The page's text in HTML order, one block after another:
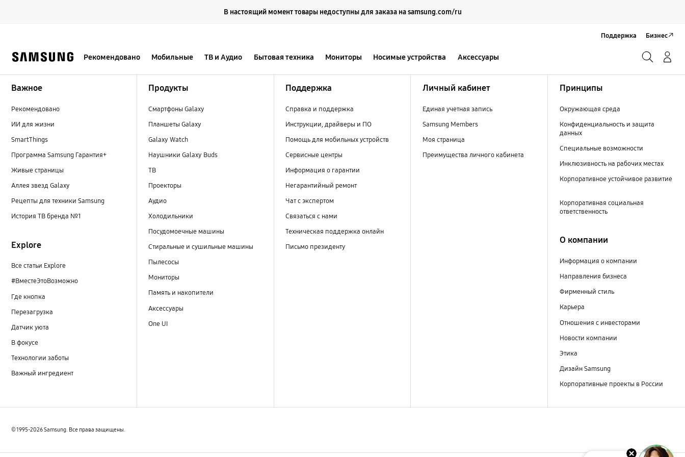
В настоящий момент товары недоступны для заказа на samsung.com/ru
Рекомендовано Мобильные ТВ и Аудио Бытовая техника Мониторы Носимые устройства Аксессуары
Поддержка Бизнес
Важное
Рекомендовано
ИИ для жизни
SmartThings
Программа Samsung Гарантия+
Живые страницы
Аллея звезд Galaxy
Рецепты для техники Samsung
История ТВ бренда №1
Explore
Все статьи Explore
#ВместеЭтоВозможно
Где кнопка
Перезагрузка
Датчик уюта
В фокусе
Технологии заботы
Важный ингредиент
Продукты
Смартфоны Galaxy
Планшеты Galaxy
Galaxy Watch
Наушники Galaxy Buds
ТВ
Проекторы
Аудио
Холодильники
Посудомоечные машины
Стиральные и сушильные машины
Пылесосы
Мониторы
Память и накопители
Аксессуары
One UI
Поддержка
Справка и поддержка
Инструкции, драйверы и ПО
Помощь для мобильных устройств
Сервисные центры
Информация о гарантии
Негарантийный ремонт
Чат с экспертом
Связаться с нами
Техническая поддержка онлайн
Письмо президенту
Личный кабинет
Единая учетная запись
Samsung Members
Моя страница
Преимущества личного кабинета
Принципы
Окружающая среда
Конфиденциальность и защита
данных
Специальные возможности
Инклюзивность на рабочих местах
Корпоративное устойчивое развитие
Корпоративная социальная
ответственность
О компании
Информация о компании
Направления бизнеса
Фирменный стиль
Карьера
Отношения с инвесторами
Новости компании
Этика
Дизайн Samsung
Корпоративные проекты в России
© 1995-2026 Samsung. Все права защищены.